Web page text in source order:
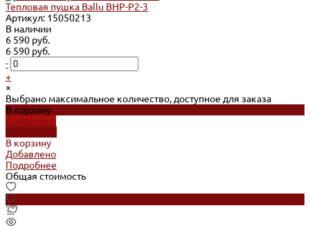
Тепловая пушка Ballu BHP-P2-3
Артикул: 15050213
В наличии
6 590 руб.
6 590 руб.
-
+
×
Выбрано максимальное количество, доступное для заказа
В корзину
Добавлено
В корзину
Добавлено
Подробнее
Общая стоимость